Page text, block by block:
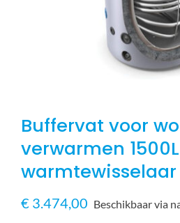
Buffervat voor
verwarmen
warmtewisselaar
€ 3.474,00 Beschikbaar via